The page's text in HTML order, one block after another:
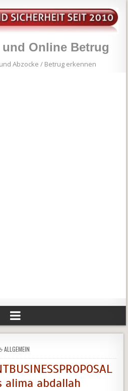
Online Betrug
Abzocke / Betrug erkennen
POSTED
IN
ALLGEMEIN
alima abdallah